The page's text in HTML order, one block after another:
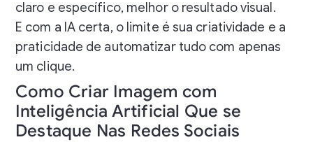
claro e específico, melhor o resultado visual.
E com a IA certa, o limite é sua criatividade e a
praticidade de automatizar tudo com apenas
um clique.
Como Criar Imagem com
Inteligência Artificial Que se
Destaque Nas Redes Sociais